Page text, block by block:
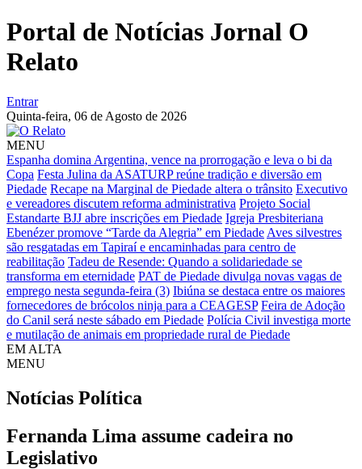
Portal de Notícias Jornal O
Relato
Entrar
Quinta-feira, 06 de Agosto de 2026
MENU
Espanha domina Argentina, vence na prorrogação e leva o bi da
Copa Festa Julina da ASATURP reúne tradição e diversão em
Piedade Recape na Marginal de Piedade altera o trânsito Executivo
e vereadores discutem reforma administrativa Projeto Social
Estandarte BJJ abre inscrições em Piedade Igreja Presbiteriana
Ebenézer promove “Tarde da Alegria” em Piedade Aves silvestres
são resgatadas em Tapiraí e encaminhadas para centro de
reabilitação Tadeu de Resende: Quando a solidariedade se
transforma em eternidade PAT de Piedade divulga novas vagas de
emprego nesta segunda-feira (3) Ibiúna se destaca entre os maiores
fornecedores de brócolos ninja para a CEAGESP Feira de Adoção
do Canil será neste sábado em Piedade Polícia Civil investiga morte
e mutilação de animais em propriedade rural de Piedade
EM ALTA
MENU
Notícias Política
Fernanda Lima assume cadeira no
Legislativo